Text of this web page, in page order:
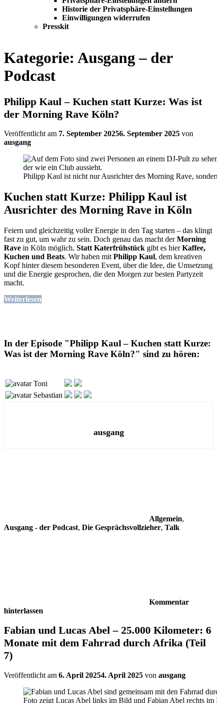
Historie der Privatsphäre-Einstellungen
Einwilligungen widerrufen
Presskit
Kategorie: Ausgang – der
Podcast
Philipp Kaul – Kuchen statt Kurze: Was ist
der Morning Rave Köln?
Veröffentlicht am 7. September 20256. September 2025 von
ausgang
Philipp Kaul ist nicht nur Ausrichter des Morning Rave,
Kuchen statt Kurze: Philipp Kaul ist
Ausrichter des Morning Rave in Köln
Feiern und gleichzeitig voller Energie in den Tag starten – das klingt
fast zu gut, um wahr zu sein. Doch genau das macht derMorning
Rave in Köln möglich. Statt Katerfrühstück gibt es hierKaffee,
Kuchen und Beats. Wir haben mit Philipp Kaul, dem kreativen
Kopf hinter diesem besonderen Event, über die Idee, die Umsetzung
und die Energie gesprochen, die den Morgen zur besten Partyzeit
macht.
Weiterlesen
In der Episode "Philipp Kaul – Kuchen statt Kurze:
Was ist der Morning Rave Köln?" sind zu hören:
Toni
Sebastian
ausgang
Allgemein,
Ausgang - der Podcast, Die Gesprächsvollzieher, Talk
Kommentar
hinterlassen
Fabian und Lucas Abel – 25.000 Kilometer: 6
Monate mit dem Fahrrad durch Afrika (Teil
7)
Veröffentlicht am 6. April 20254. April 2025 von ausgang